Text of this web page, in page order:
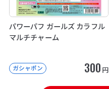
パワーパフ ガールズ カラフル
マルチチャーム
ガシャポン 300 円